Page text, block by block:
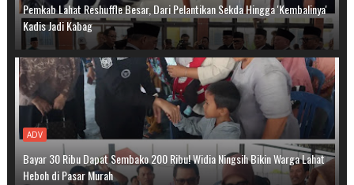
Pemkab Lahat Reshuffle Besar, Dari Pelantikan Sekda Hingga 'Kembalinya'
Kadis Jadi Kabag
ADV
Bayar 30 Ribu Dapat Sembako 200 Ribu! Widia Ningsih Bikin Warga Lahat
Heboh di Pasar Murah